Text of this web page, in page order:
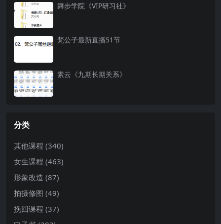
舞步学院《VIP研习社》
梵公子最新直播51节
素云《九期长期关系》
分类
其他课程 (340)
女生课程 (463)
形象改造 (87)
拍摄修图 (49)
挽回课程 (37)